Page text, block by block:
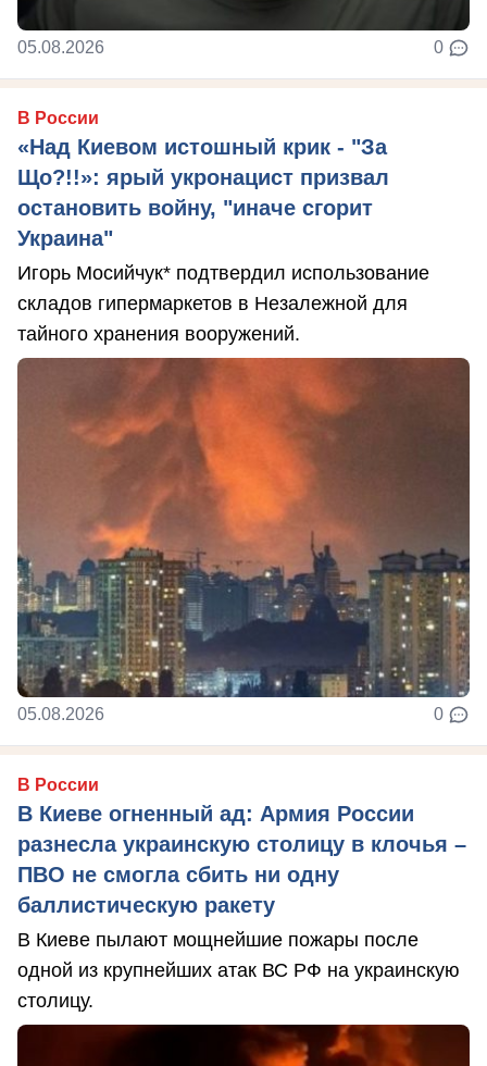
05.08.2026 0
В России
«Над Киевом истошный крик - "За
Що?!!»: ярый укронацист призвал
остановить войну, "иначе сгорит
Украина"
Игорь Мосийчук* подтвердил использование
складов гипермаркетов в Незалежной для
тайного хранения вооружений.
05.08.2026 0
В России
В Киеве огненный ад: Армия России
разнесла украинскую столицу в клочья –
ПВО не смогла сбить ни одну
баллистическую ракету
В Киеве пылают мощнейшие пожары после
одной из крупнейших атак ВС РФ на украинскую
столицу.